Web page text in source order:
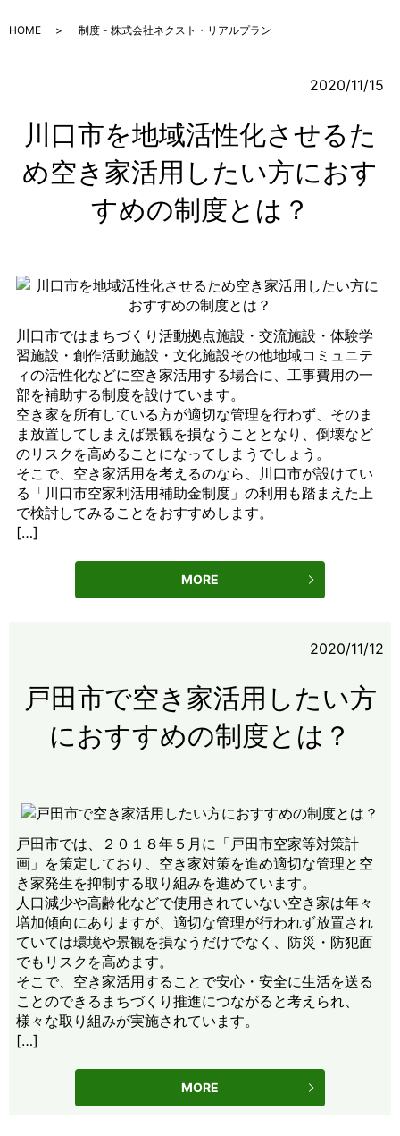
HOME 制度 - 株式会社ネクスト・リアルプラン
2020/11/15
川口市を地域活性化させるた
め空き家活用したい方におす
すめの制度とは？
川口市ではまちづくり活動拠点施設・交流施設・体験学
習施設・創作活動施設・文化施設その他地域コミュニテ
ィの活性化などに空き家活用する場合に、工事費用の一
部を補助する制度を設けています。
空き家を所有している方が適切な管理を行わず、そのま
ま放置してしまえば景観を損なうこととなり、倒壊など
のリスクを高めることになってしまうでしょう。
そこで、空き家活用を考えるのなら、川口市が設けてい
る「川口市空家利活用補助金制度」の利用も踏まえた上
で検討してみることをおすすめします。
[…]
MORE
2020/11/12
戸田市で空き家活用したい方
におすすめの制度とは？
戸田市では、２０１８年５月に「戸田市空家等対策計
画」を策定しており、空き家対策を進め適切な管理と空
き家発生を抑制する取り組みを進めています。
人口減少や高齢化などで使用されていない空き家は年々
増加傾向にありますが、適切な管理が行われず放置され
ていては環境や景観を損なうだけでなく、防災・防犯面
でもリスクを高めます。
そこで、空き家活用することで安心・安全に生活を送る
ことのできるまちづくり推進につながると考えられ、
様々な取り組みが実施されています。
[…]
MORE